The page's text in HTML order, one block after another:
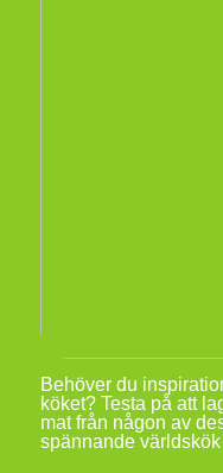
Behöver du
köket? Testa på att
mat från någon av
spännande världskök